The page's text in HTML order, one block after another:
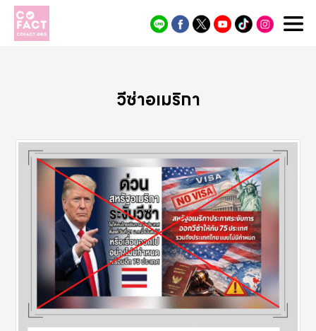
Cofact
วีซ่าอเมริกา